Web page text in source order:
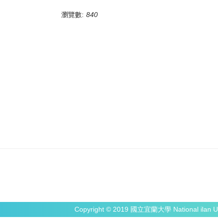
瀏覽數: 840
Copyright © 2019 國立宜蘭大學 National ilan